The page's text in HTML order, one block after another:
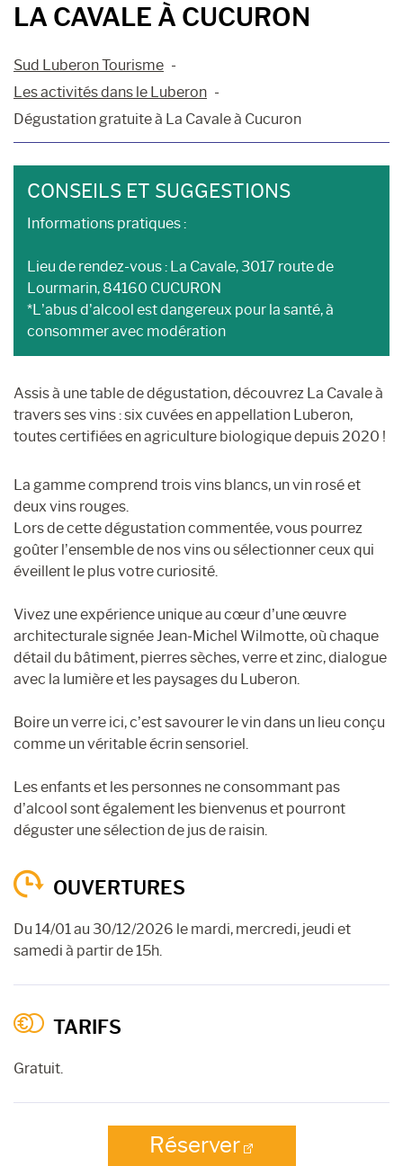
LA CAVALE À CUCURON
Sud Luberon Tourisme
Les activités dans le Luberon
Dégustation gratuite à La Cavale à Cucuron
CONSEILS ET SUGGESTIONS
Informations pratiques :
Lieu de rendez-vous : La Cavale, 3017 route de
Lourmarin, 84160 CUCURON
*L’abus d’alcool est dangereux pour la santé, à
consommer avec modération
Assis à une table de dégustation, découvrez La Cavale à
travers ses vins : six cuvées en appellation Luberon,
toutes certifiées en agriculture biologique depuis 2020 !
La gamme comprend trois vins blancs, un vin rosé et
deux vins rouges.
Lors de cette dégustation commentée, vous pourrez
goûter l’ensemble de nos vins ou sélectionner ceux qui
éveillent le plus votre curiosité.
Vivez une expérience unique au cœur d’une œuvre
architecturale signée Jean-Michel Wilmotte, où chaque
détail du bâtiment, pierres sèches, verre et zinc, dialogue
avec la lumière et les paysages du Luberon.
Boire un verre ici, c’est savourer le vin dans un lieu conçu
comme un véritable écrin sensoriel.
Les enfants et les personnes ne consommant pas
d’alcool sont également les bienvenus et pourront
déguster une sélection de jus de raisin.
OUVERTURES
Du 14/01 au 30/12/2026 le mardi, mercredi, jeudi et
samedi à partir de 15h.
TARIFS
Gratuit.
Réserver